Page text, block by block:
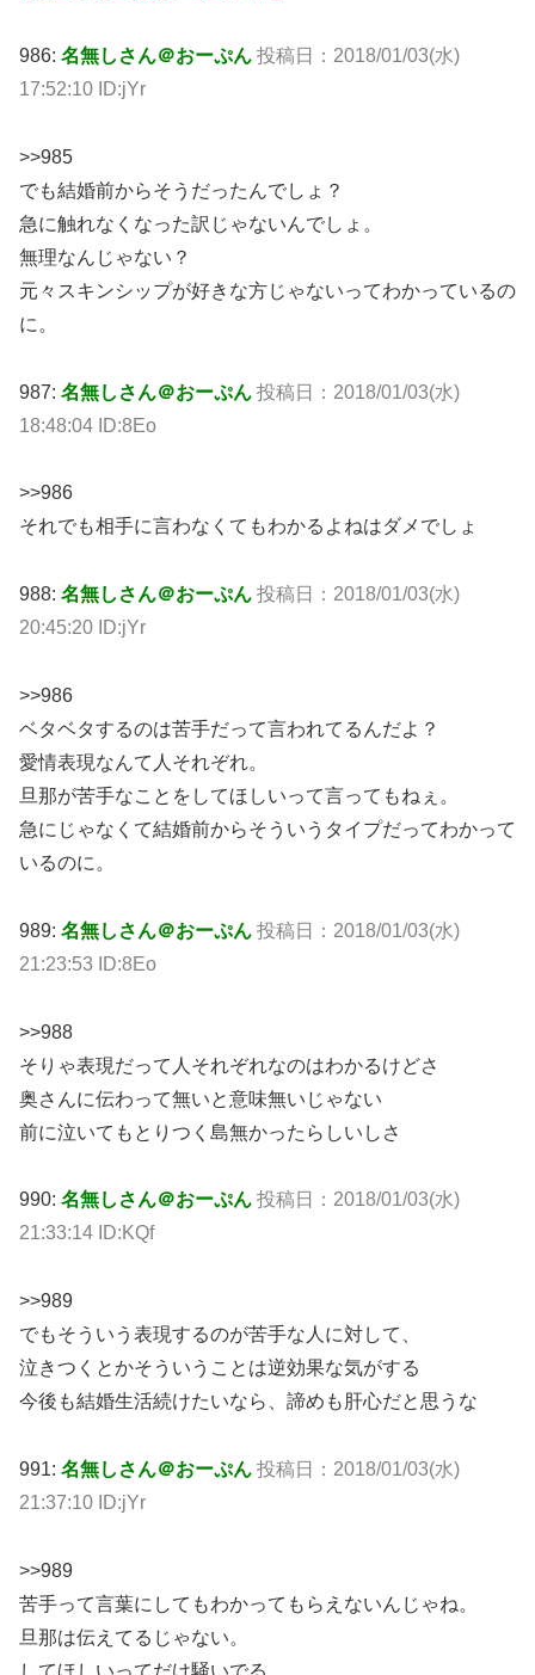
986: 名無しさん＠おーぷん 投稿日：2018/01/03(水)
17:52:10 ID:jYr
>>985
でも結婚前からそうだったんでしょ？
急に触れなくなった訳じゃないんでしょ。
無理なんじゃない？
元々スキンシップが好きな方じゃないってわかっているの
に。
987: 名無しさん＠おーぷん 投稿日：2018/01/03(水)
18:48:04 ID:8Eo
>>986
それでも相手に言わなくてもわかるよねはダメでしょ
988: 名無しさん＠おーぷん 投稿日：2018/01/03(水)
20:45:20 ID:jYr
>>986
ベタベタするのは苦手だって言われてるんだよ？
愛情表現なんて人それぞれ。
旦那が苦手なことをしてほしいって言ってもねぇ。
急にじゃなくて結婚前からそういうタイプだってわかって
いるのに。
989: 名無しさん＠おーぷん 投稿日：2018/01/03(水)
21:23:53 ID:8Eo
>>988
そりゃ表現だって人それぞれなのはわかるけどさ
奥さんに伝わって無いと意味無いじゃない
前に泣いてもとりつく島無かったらしいしさ
990: 名無しさん＠おーぷん 投稿日：2018/01/03(水)
21:33:14 ID:KQf
>>989
でもそういう表現するのが苦手な人に対して、
泣きつくとかそういうことは逆効果な気がする
今後も結婚生活続けたいなら、諦めも肝心だと思うな
991: 名無しさん＠おーぷん 投稿日：2018/01/03(水)
21:37:10 ID:jYr
>>989
苦手って言葉にしてもわかってもらえないんじゃね。
旦那は伝えてるじゃない。
してほしいってだけ騒いでる。